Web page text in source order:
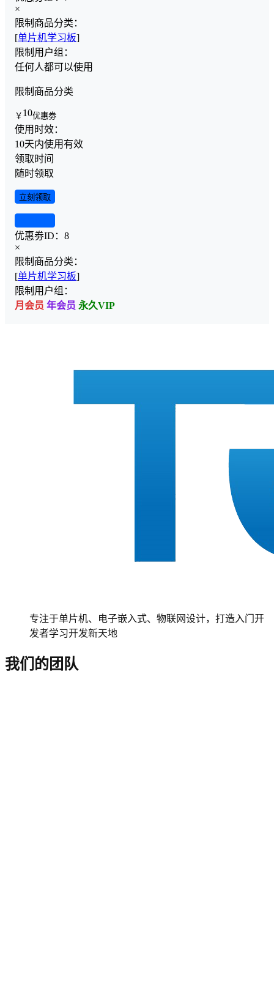
×
限制商品分类：
[单片机学习板]
限制用户组：
任何人都可以使用
限制商品分类
￥ 10优惠劵
使用时效：
10天内使用有效
领取时间
随时领取
立刻领取
优惠劵ID： 8
×
限制商品分类：
[单片机学习板]
限制用户组：
月会员 年会员 永久VIP
专注于单片机、电子嵌入式、物联网设计，打造入门开
发者学习开发新天地
我们的团队